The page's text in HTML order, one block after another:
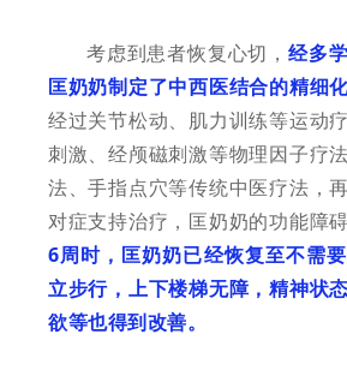
考虑到患者恢复心切，经多
匡奶奶制定了中西医结合的精细
经过关节松动、肌力训练等运动
刺激、经颅磁刺激等物理因子疗
法、手指点穴等传统中医疗法，
对症支持治疗，匡奶奶的功能障碍
6周时，匡奶奶已经恢复至不需
立步行，上下楼梯无障，精神状
欲等也得到改善。